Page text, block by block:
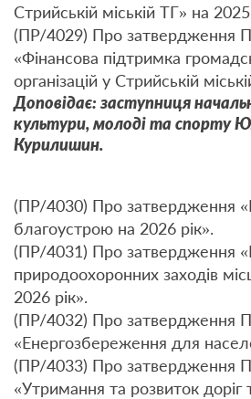
Стрийській міській ТГ» на 2025
(ПР/4029) Про затвердження
«Фінансова підтримка
організацій у Стрийській
Доповідає: заступниця
культури, молоді та спорту
Курилишин.
(ПР/4030) Про затвердження
благоустрою на 2026 рік».
(ПР/4031) Про затвердження
природоохоронних заходів
2026 рік».
(ПР/4032) Про затвердження
«Енергозбереження для
(ПР/4033) Про затвердження
«Утримання та розвиток доріг